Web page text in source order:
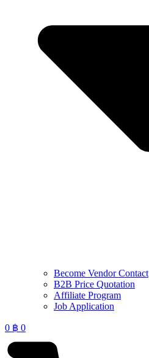
Become Vendor Contact
B2B Price Quotation
Affiliate Program
Job Application
0 ฿ 0